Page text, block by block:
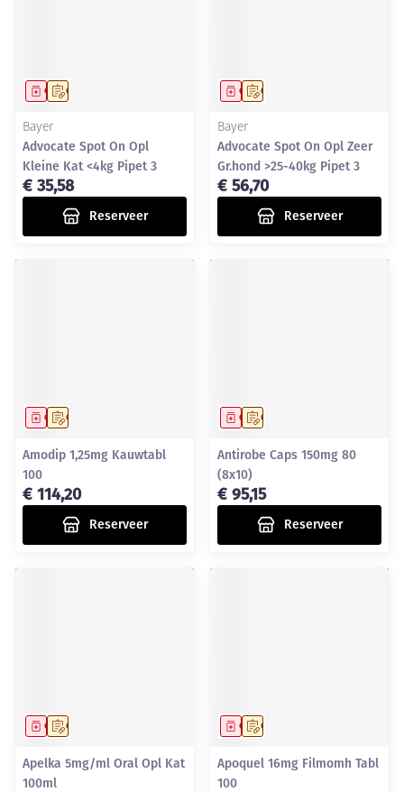
Op voorschrift
Geneesmiddel
Bayer
Advocate Spot On Opl
Kleine Kat <4kg Pipet 3
€ 35,58
Reserveer
Op voorschrift
Geneesmiddel
Bayer
Advocate Spot On Opl Zeer
Gr.hond >25-40kg Pipet 3
€ 56,70
Reserveer
Op voorschrift
Geneesmiddel
Amodip 1,25mg Kauwtabl
100
€ 114,20
Reserveer
Op voorschrift
Geneesmiddel
Antirobe Caps 150mg 80
(8x10)
€ 95,15
Reserveer
Op voorschrift
Geneesmiddel
Apelka 5mg/ml Oral Opl Kat
100ml
Op voorschrift
Geneesmiddel
Apoquel 16mg Filmomh Tabl
100